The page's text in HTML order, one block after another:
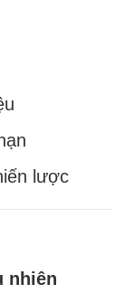
lược
nhiên